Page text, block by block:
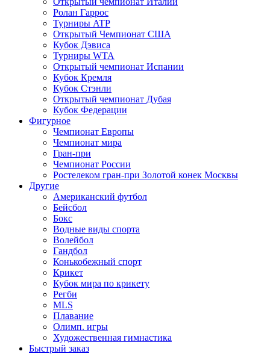
Ролан Гаррос
Турниры ATP
Открытый Чемпионат США
Кубок Дэвиса
Турниры WTA
Открытый чемпионат Испании
Кубок Кремля
Кубок Стэнли
Открытый чемпионат Дубая
Кубок Федерации
Фигурное
Чемпионат Европы
Чемпионат мира
Гран-при
Чемпионат России
Ростелеком гран-при Золотой конек Москвы
Другие
Американский футбол
Бейсбол
Бокс
Водные виды спорта
Волейбол
Гандбол
Конькобежный спорт
Крикет
Кубок мира по крикету
Регби
MLS
Плавание
Олимп. игры
Художественная гимнастика
Быстрый заказ